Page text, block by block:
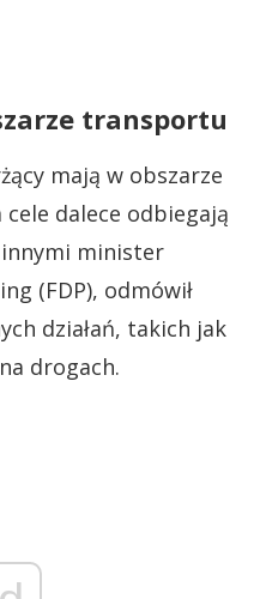
transportu
mają w obszarze
dalece odbiegają
minister
(FDP), odmówił
działań, takich jak
drogach.